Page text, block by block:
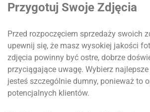
Przygotuj Swoje Zdjęcia
Przed rozpoczęciem sprzedaży swoich
upewnij się, że masz wysokiej jakości
zdjęcia powinny być ostre, dobrze
przyciągające uwagę. Wybierz
jesteś szczególnie dumny, ponieważ to
potencjalnych klientów.